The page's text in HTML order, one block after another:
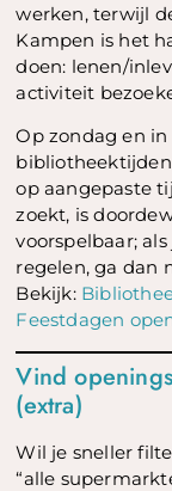
werken, terwijl
Kampen is het
doen: lenen/
activiteit
Op zondag en
op aangepaste
zoekt, is
voorspelbaar;
regelen, ga dan
Bekijk:
Feestdagen
Vind
(extra)
Wil je sneller
“alle